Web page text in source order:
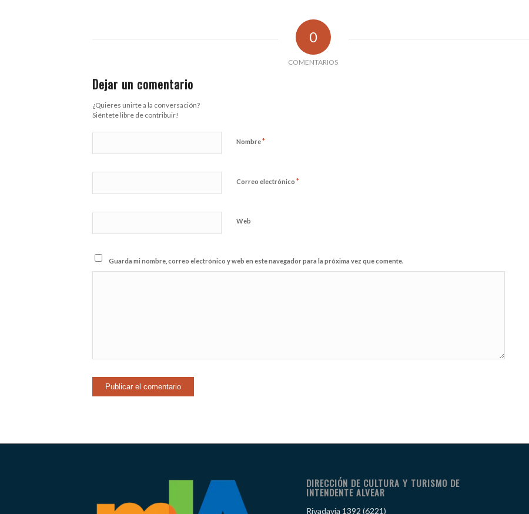
0
COMENTARIOS
Dejar un comentario
¿Quieres unirte a la conversación?
Siéntete libre de contribuir!
Nombre*
Correo electrónico *
Web
Guarda mi nombre, correo electrónico y web en este navegador para la próxima vez que comente.
DIRECCIÓN DE CULTURA Y TURISMO DE
INTENDENTE ALVEAR
Rivadavia 1392 (6221)